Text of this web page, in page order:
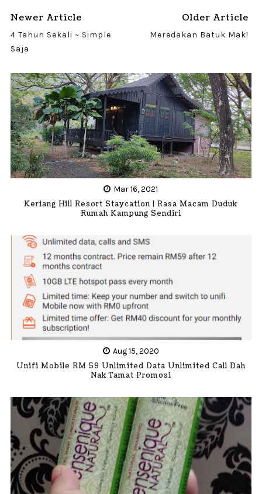
Newer Article
4 Tahun Sekali ~ Simple
Saja
Older Article
Meredakan Batuk Mak!
Mar 16, 2021
Keriang Hill Resort Staycation | Rasa Macam Duduk
Rumah Kampung Sendiri
Aug 15, 2020
Unifi Mobile RM 59 Unlimited Data Unlimited Call Dah
Nak Tamat Promosi